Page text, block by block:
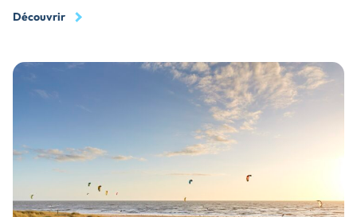
Découvrir